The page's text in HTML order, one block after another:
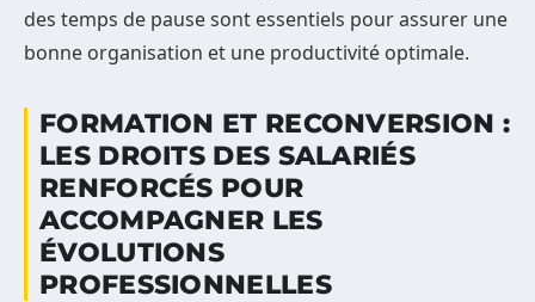
des temps de pause sont essentiels pour assurer une
bonne organisation et une productivité optimale.
FORMATION ET RECONVERSION :
LES DROITS DES SALARIÉS
RENFORCÉS POUR
ACCOMPAGNER LES
ÉVOLUTIONS
PROFESSIONNELLES